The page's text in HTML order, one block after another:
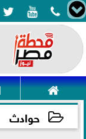
  

حوادث